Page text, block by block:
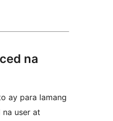
na
ay para lamang
na user at